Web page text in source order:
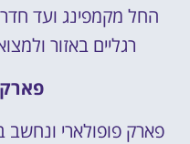
החל מקמפינג ועד
רגליים באזור
פארק פופולארי